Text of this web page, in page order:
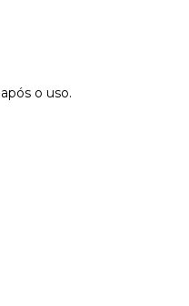
o uso.